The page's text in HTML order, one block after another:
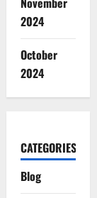
2024
October
2024
CATEGORIES
Blog